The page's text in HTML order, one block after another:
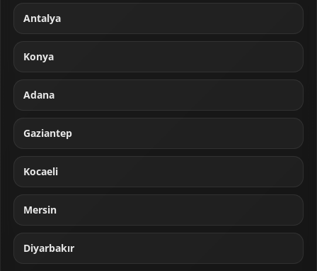
Antalya
Konya
Adana
Gaziantep
Kocaeli
Mersin
Diyarbakır